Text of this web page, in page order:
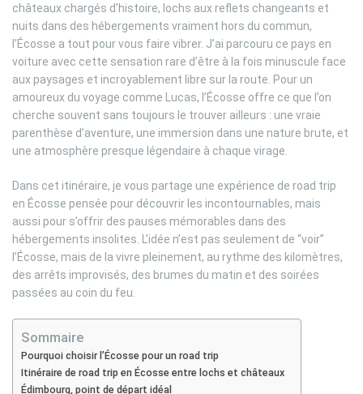
châteaux chargés d’histoire, lochs aux reflets changeants et
nuits dans des hébergements vraiment hors du commun,
l’Écosse a tout pour vous faire vibrer. J’ai parcouru ce pays en
voiture avec cette sensation rare d’être à la fois minuscule face
aux paysages et incroyablement libre sur la route. Pour un
amoureux du voyage comme Lucas, l’Écosse offre ce que l’on
cherche souvent sans toujours le trouver ailleurs : une vraie
parenthèse d’aventure, une immersion dans une nature brute, et
une atmosphère presque légendaire à chaque virage.
Dans cet itinéraire, je vous partage une expérience de road trip
en Écosse pensée pour découvrir les incontournables, mais
aussi pour s’offrir des pauses mémorables dans des
hébergements insolites. L’idée n’est pas seulement de “voir”
l’Écosse, mais de la vivre pleinement, au rythme des kilomètres,
des arrêts improvisés, des brumes du matin et des soirées
passées au coin du feu.
Sommaire
Pourquoi choisir l’Écosse pour un road trip
Itinéraire de road trip en Écosse entre lochs et châteaux
Édimbourg, point de départ idéal